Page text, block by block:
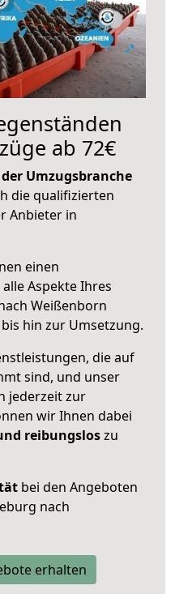
ab 72€
Umzugsbranche
die qualifizierten
Anbieter in
einen
Aspekte Ihres
Weißenborn
hin zur Umsetzung.
die auf
sind, und unser
jederzeit zur
wir Ihnen dabei
reibungsloszu
bei den Angeboten
nach
erhalten